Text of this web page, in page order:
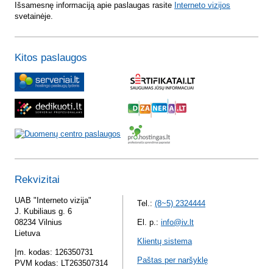
Išsamesnę informaciją apie paslaugas rasite Interneto vizijos
svetainėje.
Kitos paslaugos
Rekvizitai
UAB "Interneto vizija"
J. Kubiliaus g. 6
08234 Vilnius
Lietuva
Įm. kodas: 126350731
PVM kodas: LT263507314
Tel.: (8~5) 2324444
El. p.: info@iv.lt
Klientų sistema
Paštas per naršyklę